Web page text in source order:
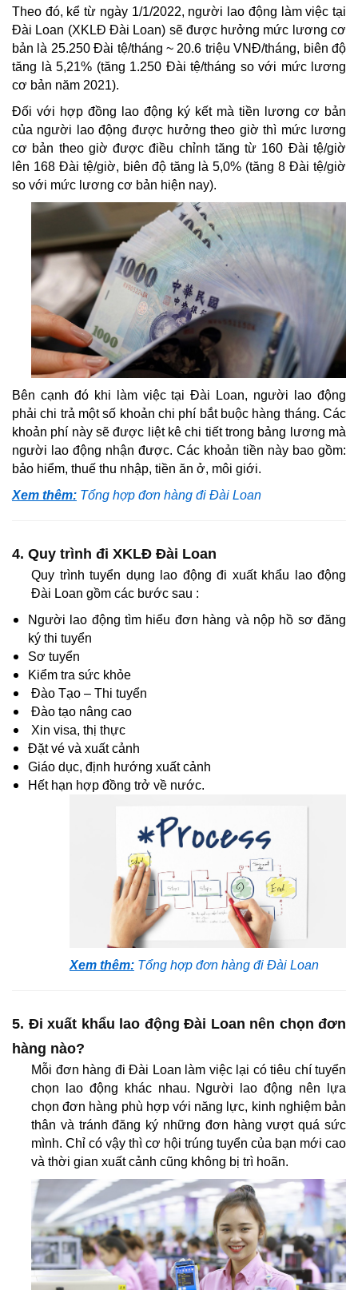
Theo đó, kể từ ngày 1/1/2022, người lao động làm việc tại
Đài Loan (XKLĐ Đài Loan) sẽ được hưởng mức lương cơ
bản là 25.250 Đài tệ/tháng ~ 20.6 triệu VNĐ/tháng, biên độ
tăng là 5,21% (tăng 1.250 Đài tệ/tháng so với mức lương
cơ bản năm 2021).
Đối với hợp đồng lao động ký kết mà tiền lương cơ bản
của người lao động được hưởng theo giờ thì mức lương
cơ bản theo giờ được điều chỉnh tăng từ 160 Đài tệ/giờ
lên 168 Đài tệ/giờ, biên độ tăng là 5,0% (tăng 8 Đài tệ/giờ
so với mức lương cơ bản hiện nay).
Bên cạnh đó khi làm việc tại Đài Loan, người lao động
phải chi trả một số khoản chi phí bắt buộc hàng tháng. Các
khoản phí này sẽ được liệt kê chi tiết trong bảng lương mà
người lao động nhận được. Các khoản tiền này bao gồm:
bảo hiểm, thuế thu nhập, tiền ăn ở, môi giới.
Xem thêm: Tổng hợp đơn hàng đi Đài Loan
4. Quy trình đi XKLĐ Đài Loan
Quy trình tuyển dụng lao động đi xuất khẩu lao động
Đài Loan gồm các bước sau :
Người lao động tìm hiểu đơn hàng và nộp hồ sơ đăng
ký thi tuyển
Sơ tuyển
Kiểm tra sức khỏe
Đào Tạo – Thi tuyển
Đào tạo nâng cao
Xin visa, thị thực
Đặt vé và xuất cảnh
Giáo dục, định hướng xuất cảnh
Hết hạn hợp đồng trở về nước.
Xem thêm: Tổng hợp đơn hàng đi Đài Loan
5. Đi xuất khẩu lao động Đài Loan nên chọn đơn
hàng nào?
Mỗi đơn hàng đi Đài Loan làm việc lại có tiêu chí tuyển
chọn lao động khác nhau. Người lao động nên lựa
chọn đơn hàng phù hợp với năng lực, kinh nghiệm bản
thân và tránh đăng ký những đơn hàng vượt quá sức
mình. Chỉ có vậy thì cơ hội trúng tuyển của bạn mới cao
và thời gian xuất cảnh cũng không bị trì hoãn.